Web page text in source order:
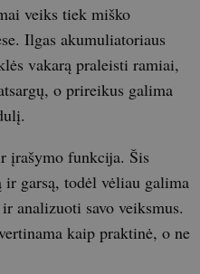
veiks tiek miško
Ilgas akumuliatoriaus
vakarą praleisti ramiai,
o prireikus galima
įrašymo funkcija. Šis
garsą, todėl vėliau galima
analizuoti savo veiksmus.
kaip praktinė, o ne